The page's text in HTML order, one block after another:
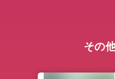
その